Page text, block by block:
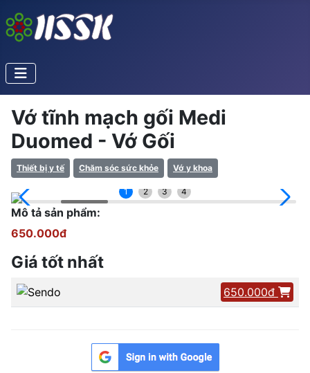
Vớ tĩnh mạch gối Medi
Duomed - Vớ Gối
Thiết bị y tế Chăm sóc sức khỏe Vớ y khoa
1 2 3 4
Mô tả sản phẩm:
650.000đ
Giá tốt nhất
650.000đ